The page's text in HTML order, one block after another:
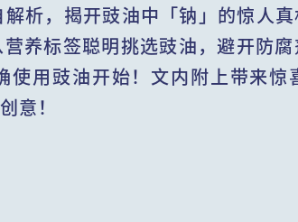
析，揭开豉油中「钠」的惊人
养标签聪明挑选豉油，避开防
用豉油开始！文内附上带来
意！